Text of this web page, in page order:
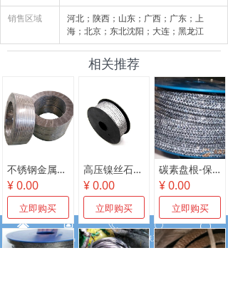
不锈钢金属缠绕垫片
¥ 0.00
立即购买
高压镍丝石墨盘根
¥ 0.00
立即购买
碳素盘根-保方密封
¥ 0.00
立即购买
相关推荐
销售区域
河北；陕西；山东；广西；广东；上
海；北京；东北沈阳；大连；黑龙江
낀
首页
뀵
产品
ꂅ
电话
ꄠ
联系我们
ꀐ
高强垫